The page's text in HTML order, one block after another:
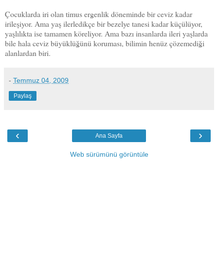
Çocuklarda iri olan timus ergenlik döneminde bir ceviz kadar
irileşiyor. Ama yaş ilerledikçe bir bezelye tanesi kadar küçülüyor,
yaşlılıkta ise tamamen köreliyor. Ama bazı insanlarda ileri yaşlarda
bile hala ceviz büyüklüğünü koruması, bilimin henüz çözemediği
alanlardan biri.
- Temmuz 04, 2009
Paylaş
‹ ›
Ana Sayfa
Web sürümünü görüntüle